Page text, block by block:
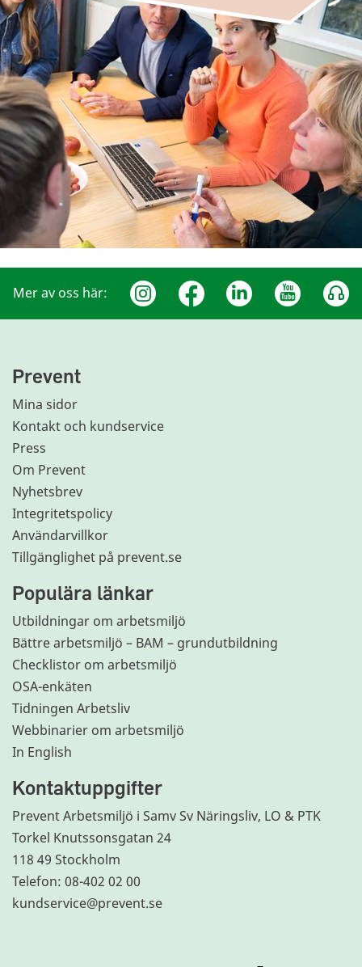
Mer av oss här:
Prevent
Mina sidor
Kontakt och kundservice
Press
Om Prevent
Nyhetsbrev
Integritetspolicy
Användarvillkor
Tillgänglighet på prevent.se
Populära länkar
Utbildningar om arbetsmiljö
Bättre arbetsmiljö – BAM – grundutbildning
Checklistor om arbetsmiljö
OSA-enkäten
Tidningen Arbetsliv
Webbinarier om arbetsmiljö
In English
Kontaktuppgifter
Prevent Arbetsmiljö i Samv Sv Näringsliv, LO & PTK
Torkel Knutssonsgatan 24
118 49 Stockholm
Telefon: 08-402 02 00
kundservice@prevent.se